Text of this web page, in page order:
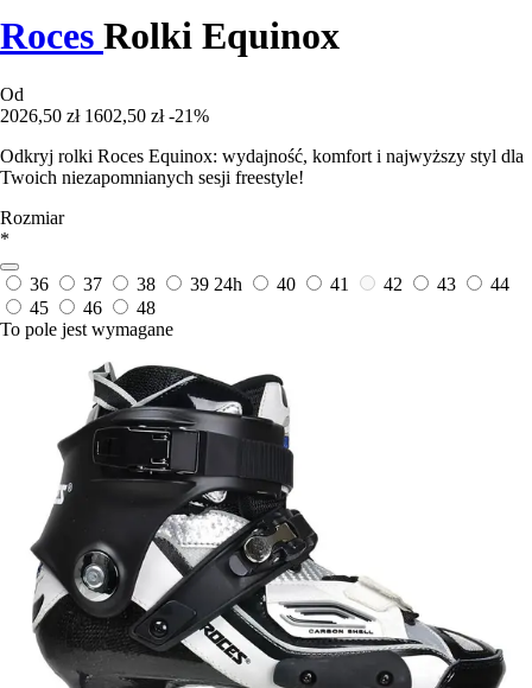
Roces Rolki Equinox
Od
2026,50 zł 1602,50 zł -21%
Odkryj rolki Roces Equinox: wydajność, komfort i najwyższy styl dla
Twoich niezapomnianych sesji freestyle!
Rozmiar
*
36 37 38 39 24h 40 41 42 43
44
45
46
48
To pole jest wymagane